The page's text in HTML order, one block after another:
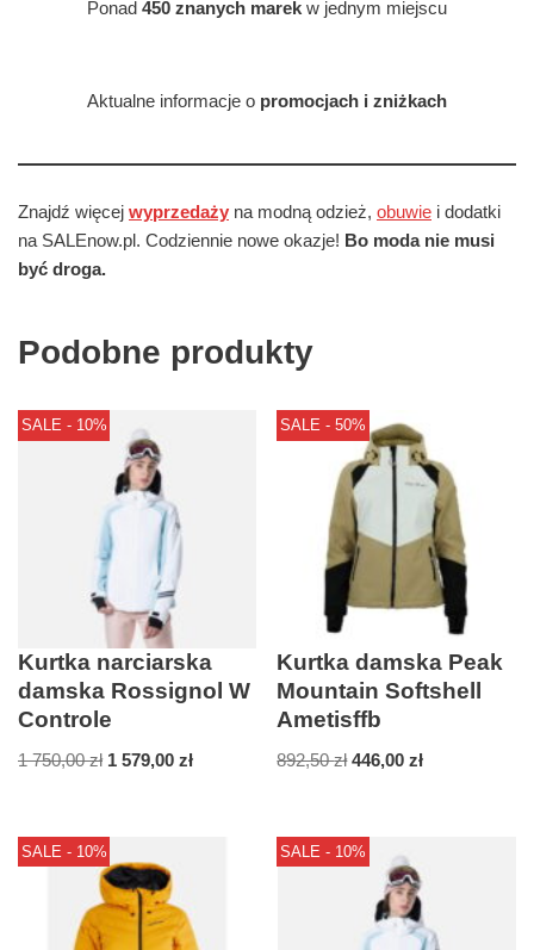
Ponad 450 znanych marek w jednym miejscu
Aktualne informacje o promocjach i zniżkach
Znajdź więcej wyprzedaży na modną odzież, obuwie i dodatki
na SALEnow.pl. Codziennie nowe okazje! Bo moda nie musi
być droga.
Podobne produkty
SALE - 10%
Kurtka narciarska
damska Rossignol W
Controle
1 750,00zł 1 579,00 zł
SALE - 50%
Kurtka damska Peak
Mountain Softshell
Ametisffb
892,50zł 446,00zł
SALE - 10% SALE - 10%